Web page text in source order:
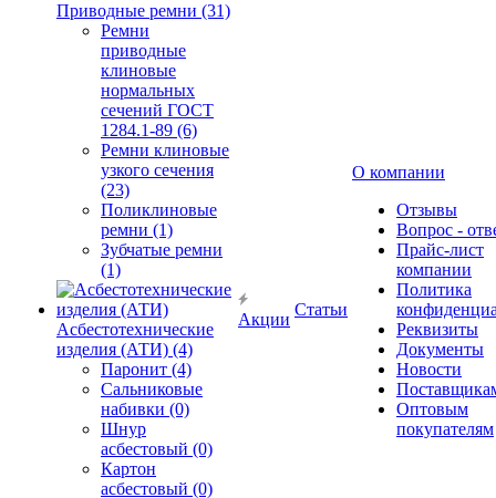
Приводные ремни (31)
Ремни
приводные
клиновые
нормальных
сечений ГОСТ
1284.1-89 (6)
Ремни клиновые
узкого сечения
(23)
Поликлиновые
ремни (1)
Зубчатые ремни
(1)
Асбестотехнические
изделия (АТИ) (4)
Паронит (4)
Сальниковые
набивки (0)
Шнур
асбестовый (0)
Картон
асбестовый (0)
Акции
Статьи
О компании
Отзывы
Вопрос -
Прайс-лист
компании
Политика
Реквизиты
Документы
Новости
Оптовым
покупателям